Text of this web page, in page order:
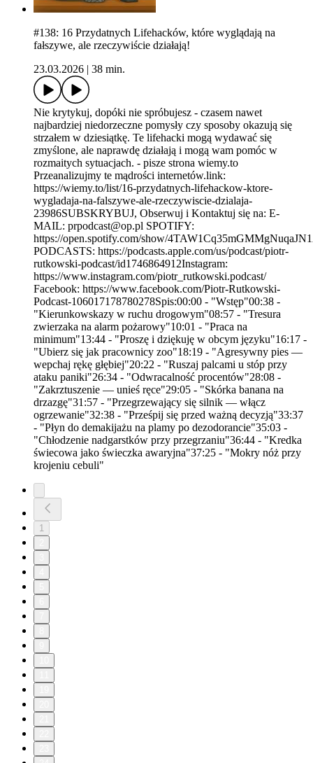
#138: 16 Przydatnych Lifehacków, które wyglądają na
fałszywe, ale rzeczywiście działają!
23.03.2026
38 min.
Nie krytykuj, dopóki nie spróbujesz - czasem nawet
najbardziej niedorzeczne pomysły czy sposoby okazują się
strzałem w dziesiątkę. Te lifehacki mogą wydawać się
zmyślone, ale naprawdę działają i mogą wam pomóc w
rozmaitych sytuacjach. - pisze strona wiemy.to
Przeanalizujmy te mądrości internetów.link:
https://wiemy.to/list/16-przydatnych-lifehackow-ktore-
wygladaja-na-falszywe-ale-rzeczywiscie-dzialaja-
23986SUBSKRYBUJ, Obserwuj i Kontaktuj się na: E-
MAIL: prpodcast@op.pl SPOTIFY:
https://open.spotify.com/show/
PODCASTS: https://podcasts.apple.com/us/podcast/piotr-
rutkowski-podcast/id1746864912Instagram:
https://www.instagram.com/piotr_rutkowski.podcast/
Facebook: https://www.facebook.com/Piotr-Rutkowski-
Podcast-106017178780278Spis:00:00 - "Wstęp"00:38 -
"Kierunkowskazy w ruchu drogowym"08:57 - "Tresura
zwierzaka na alarm pożarowy"10:01 - "Praca na
minimum"13:44 - "Proszę i dziękuję w obcym języku"16:17 -
"Ubierz się jak pracownicy zoo"18:19 - "Agresywny pies —
wepchaj rękę głębiej"20:22 - "Ruszaj palcami u stóp przy
ataku paniki"26:34 - "Odwracalność procentów"28:08 -
"Zakrztuszenie — unieś ręce"29:05 - "Skórka banana na
drzazgę"31:57 - "Przegrzewający się silnik — włącz
ogrzewanie"32:38 - "Prześpij się przed ważną decyzją"33:37
- "Płyn do demakijażu na plamy po dezodorancie"35:03 -
"Chłodzenie nadgarstków przy przegrzaniu"36:44 - "Kredka
świecowa jako świeczka awaryjna"37:25 - "Mokry nóż przy
krojeniu cebuli"
1